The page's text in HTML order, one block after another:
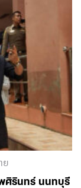
ย
ศิรินทร์ นนทบุรี